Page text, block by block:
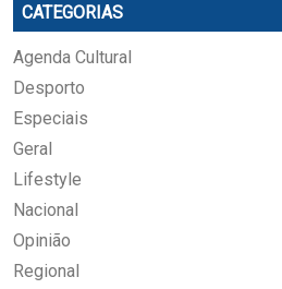
CATEGORIAS
Agenda Cultural
Desporto
Especiais
Geral
Lifestyle
Nacional
Opinião
Regional